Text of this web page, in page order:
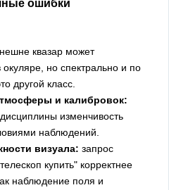
ошибки
квазар может
окуляре, но спектрально и по
другой класс.
и калибровок:
изменчивость
наблюдений.
визуала: запрос
купить" корректнее
наблюдение поля и